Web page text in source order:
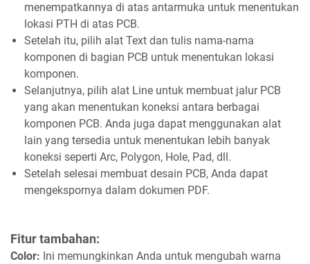
menempatkannya di atas antarmuka untuk menentukan
lokasi PTH di atas PCB.
Setelah itu, pilih alat Text dan tulis nama-nama
komponen di bagian PCB untuk menentukan lokasi
komponen.
Selanjutnya, pilih alat Line untuk membuat jalur PCB
yang akan menentukan koneksi antara berbagai
komponen PCB. Anda juga dapat menggunakan alat
lain yang tersedia untuk menentukan lebih banyak
koneksi seperti Arc, Polygon, Hole, Pad, dll.
Setelah selesai membuat desain PCB, Anda dapat
mengekspornya dalam dokumen PDF.
Fitur tambahan:
Color: Ini memungkinkan Anda untuk mengubah warna